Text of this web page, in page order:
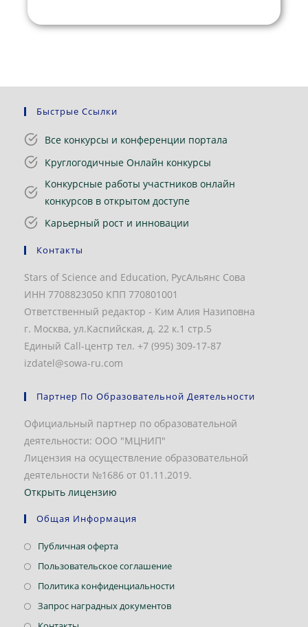
Быстрые Ссылки
Все конкурсы и конференции портала
Круглогодичные Онлайн конкурсы
Конкурсные работы участников онлайн
конкурсов в открытом доступе
Карьерный рост и инновации
Контакты
Stars of Science and Education, РусАльянс Сова
ИНН 7708823050 КПП 770801001
Ответственный редактор - Ким Алия Назиповна
г. Москва, ул.Каспийская, д. 22 к.1 стр.5
Единый Call-центр тел. +7 (995) 309-17-87
izdatel@sowa-ru.com
Партнер По Образовательной Деятельности
Официальный партнер по образовательной
деятельности: ООО "МЦНИП"
Лицензия на осуществление образовательной
деятельности №1686 от 01.11.2019.
Открыть лицензию
Общая Информация
Публичная офертаОткроется
в
Пользовательское соглашениеОткроется
в
Политика конфиденциальностиОткроется
Запрос наградных документовОткроется